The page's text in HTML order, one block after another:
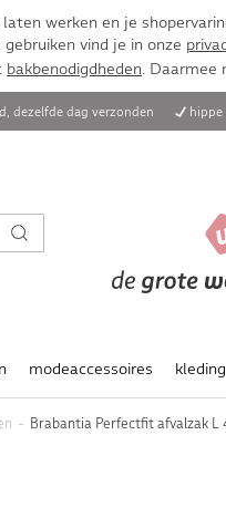
werken en je
vind je in onze
bakbenodigdheden. Daarmee
dezelfde dag verzonden hippe
modeaccessoires kleding
Brabantia Perfectfit afvalzak